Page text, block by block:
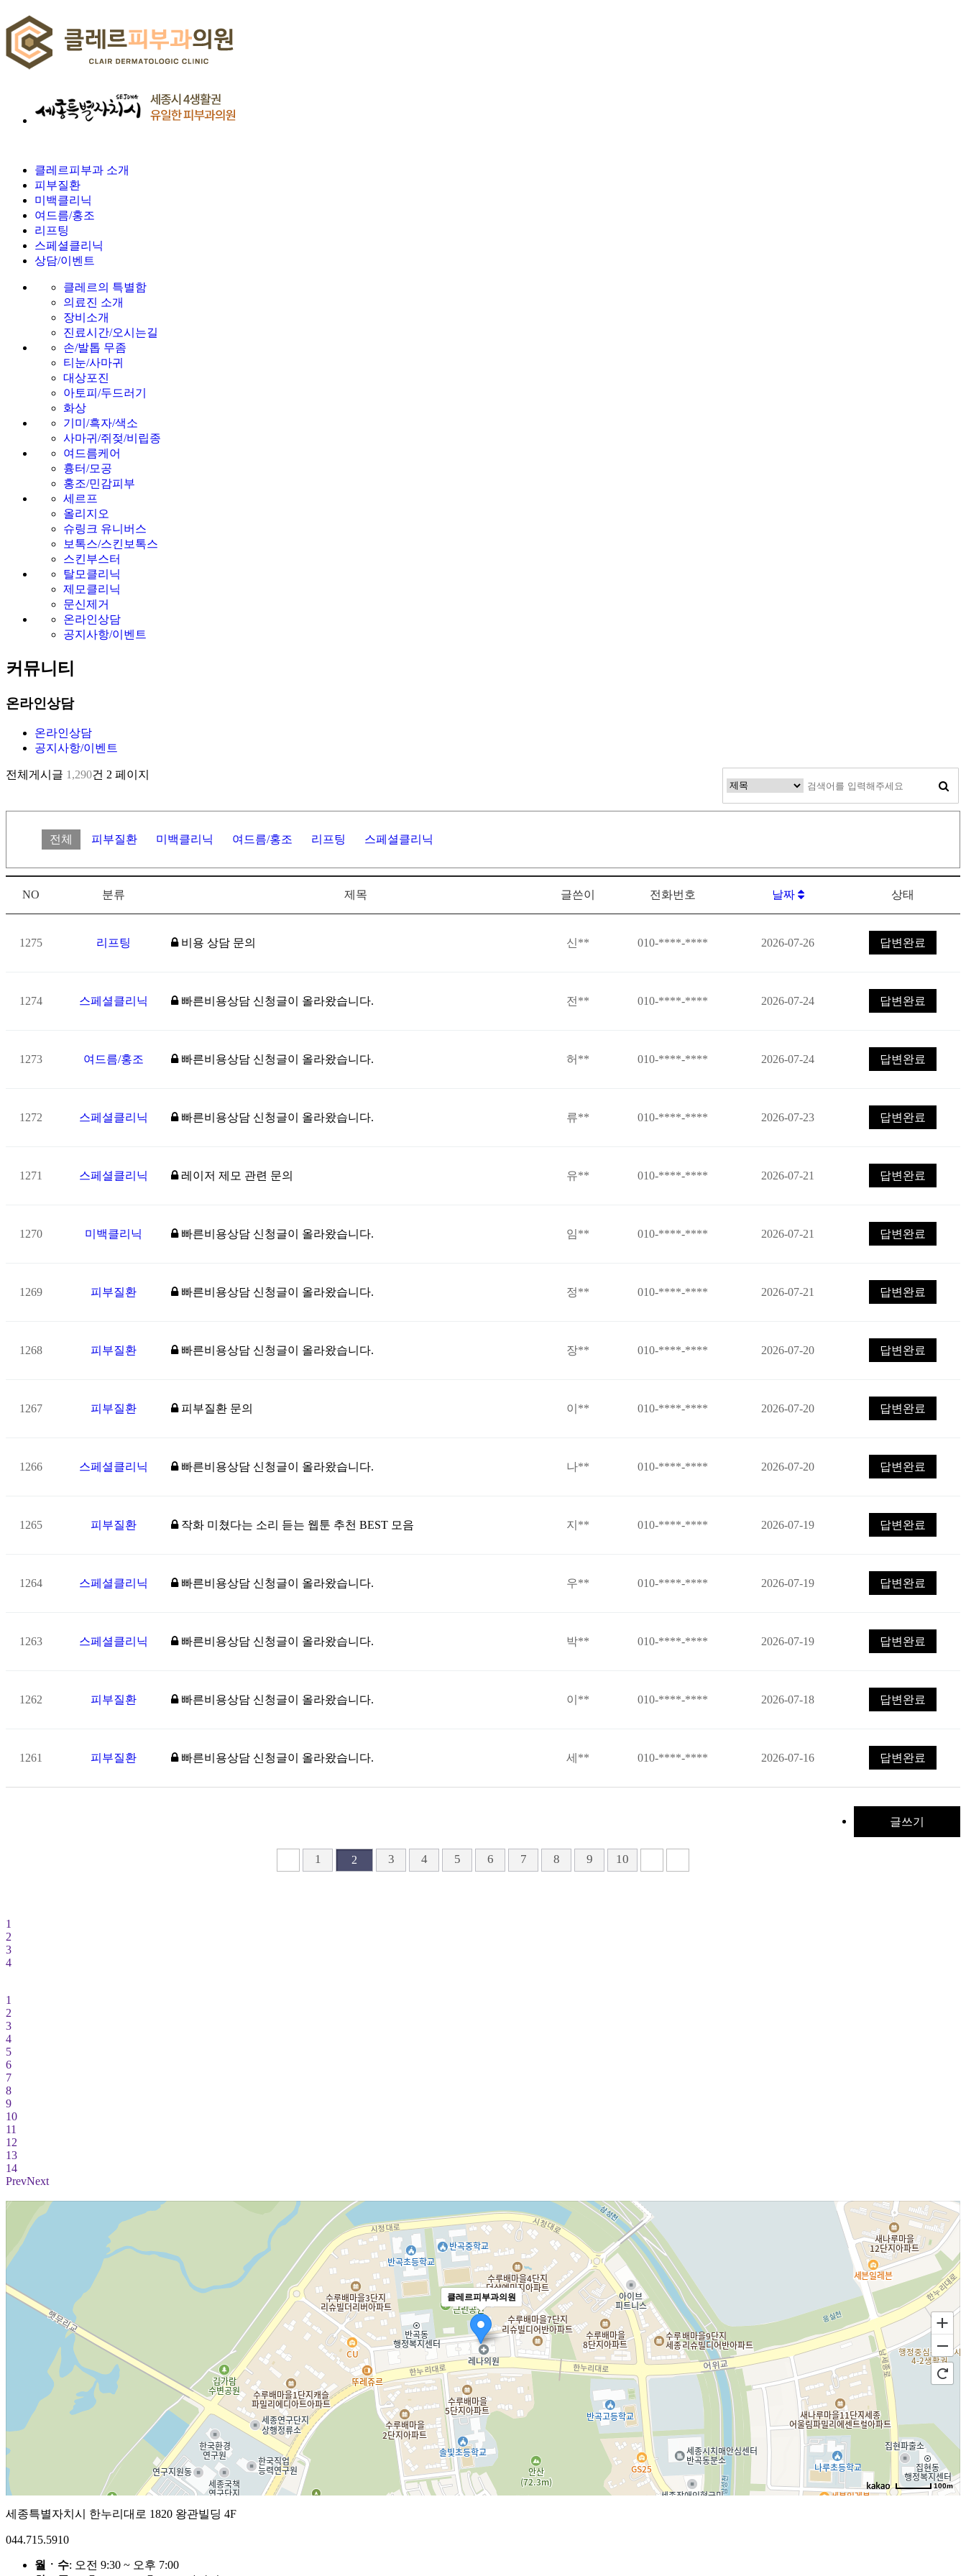
클레르피부과 소개
피부질환
미백클리닉
여드름/홍조
리프팅
스페셜클리닉
상담/이벤트
클레르의 특별함
의료진 소개
장비소개
진료시간/오시는길
손/발톱 무좀
티눈/사마귀
대상포진
아토피/두드러기
화상
기미/흑자/색소
사마귀/쥐젖/비립종
여드름케어
흉터/모공
홍조/민감피부
세르프
올리지오
슈링크 유니버스
보톡스/스킨보톡스
스킨부스터
탈모클리닉
제모클리닉
문신제거
온라인상담
공지사항/이벤트
커뮤니티
온라인상담
온라인상담
공지사항/이벤트
전체게시글 1,290건 2 페이지
전체 피부질환 미백클리닉 여드름/홍조 리프팅 스페셜클리닉
NO 분류 제목 글쓴이 전화번호 날짜 상태
1275 리프팅 비용 상담 문의 신** 010-****-**** 2026-07-26 답변완료
1274 스페셜클리닉 빠른비용상담 신청글이 올라왔습니다. 전** 010-****-**** 2026-07-24 답변완료
1273 여드름/홍조 빠른비용상담 신청글이 올라왔습니다. 허** 010-****-**** 2026-07-24 답변완료
1272 스페셜클리닉 빠른비용상담 신청글이 올라왔습니다. 류** 010-****-**** 2026-07-23 답변완료
1271 스페셜클리닉 레이저 제모 관련 문의 유** 010-****-**** 2026-07-21 답변완료
1270 미백클리닉 빠른비용상담 신청글이 올라왔습니다. 임** 010-****-**** 2026-07-21 답변완료
1269 피부질환 빠른비용상담 신청글이 올라왔습니다. 정** 010-****-**** 2026-07-21 답변완료
1268 피부질환 빠른비용상담 신청글이 올라왔습니다. 장** 010-****-**** 2026-07-20 답변완료
1267 피부질환 피부질환 문의 이** 010-****-**** 2026-07-20 답변완료
1266 스페셜클리닉 빠른비용상담 신청글이 올라왔습니다. 나** 010-****-**** 2026-07-20 답변완료
1265 피부질환 작화 미쳤다는 소리 듣는 웹툰 추천 BEST 모음 지** 010-****-**** 2026-07-19 답변완료
1264 스페셜클리닉 빠른비용상담 신청글이 올라왔습니다. 우** 010-****-**** 2026-07-19 답변완료
1263 스페셜클리닉 빠른비용상담 신청글이 올라왔습니다. 박** 010-****-**** 2026-07-19 답변완료
1262 피부질환 빠른비용상담 신청글이 올라왔습니다. 이** 010-****-**** 2026-07-18 답변완료
1261 피부질환 빠른비용상담 신청글이 올라왔습니다. 세** 010-****-**** 2026-07-16 답변완료
글쓰기
1 2 3 4 5 6 7 8 9 10
맨끝
1
2
3
4
1
2
3
4
5
6
7
8
9
10
11
12
13
14
PrevNext
클레르피부과의원
100m
세종특별자치시 한누리대로 1820 왕관빌딩 4F
044.715.5910
월ㆍ수: 오전 9:30 ~ 오후 7:00